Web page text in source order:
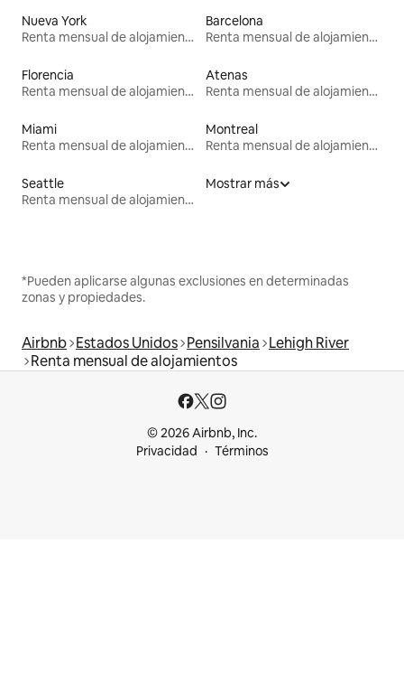
Nueva York
Renta mensual de alojamientos
Barcelona
Renta mensual de alojamientos
Florencia
Renta mensual de alojamientos
Atenas
Renta mensual de alojamientos
Miami
Renta mensual de alojamientos
Montreal
Renta mensual de alojamientos
Seattle
Renta mensual de alojamientos
Mostrar más
*Pueden aplicarse algunas exclusiones en determinadas
zonas y propiedades.
Airbnb Estados Unidos Pensilvania Lehigh River
Renta mensual de alojamientos
© 2026 Airbnb, Inc.
Privacidad
Términos